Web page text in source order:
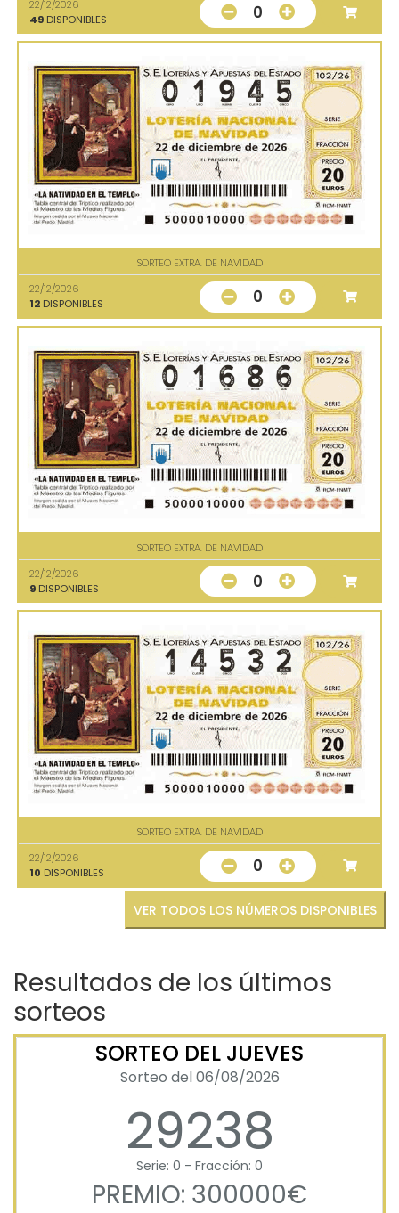
22/12/2026
49 DISPONIBLES 0
SORTEO EXTRA. DE NAVIDAD
22/12/2026
12 DISPONIBLES 0
SORTEO EXTRA. DE NAVIDAD
22/12/2026
9 DISPONIBLES 0
SORTEO EXTRA. DE NAVIDAD
22/12/2026
10 DISPONIBLES 0
VER TODOS LOS NÚMEROS DISPONIBLES
Resultados de los últimos
sorteos
SORTEO DEL JUEVES
Sorteo del 06/08/2026
29238
Serie: 0 - Fracción: 0
PREMIO: 300000€